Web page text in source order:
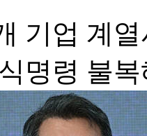
기업 계
명령 불